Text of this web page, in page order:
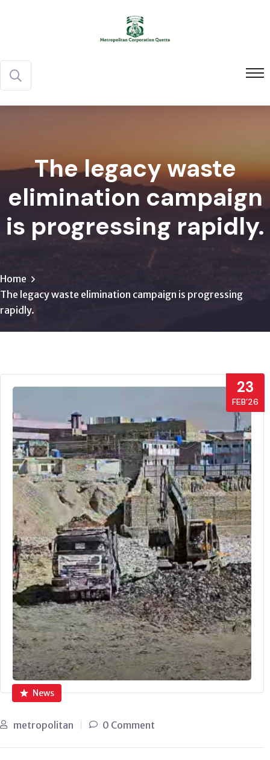
The legacy waste
elimination campaign
is progressing rapidly.
Home
The legacy waste elimination campaign is progressing
rapidly.
23
FEB’26
News
metropolitan 0 Comment